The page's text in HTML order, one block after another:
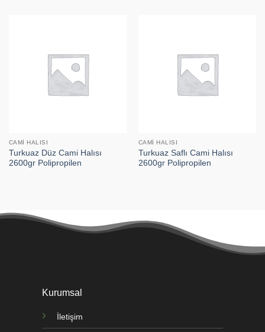
CAMI HALISI
Turkuaz Düz Cami Halısı
2600gr Polipropilen
CAMI HALISI
Turkuaz Saflı Cami Halısı
2600gr Polipropilen
Kurumsal
İletişim